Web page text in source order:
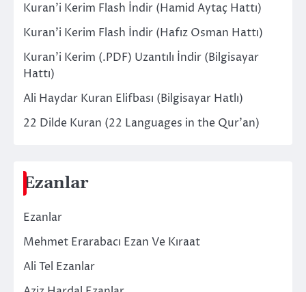
Kuran’i Kerim Flash İndir (Hamid Aytaç Hattı)
Kuran’i Kerim Flash İndir (Hafız Osman Hattı)
Kuran’i Kerim (.PDF) Uzantılı İndir (Bilgisayar
Hattı)
Ali Haydar Kuran Elifbası (Bilgisayar Hatlı)
22 Dilde Kuran (22 Languages in the Qur’an)
Ezanlar
Ezanlar
Mehmet Erarabacı Ezan Ve Kıraat
Ali Tel Ezanlar